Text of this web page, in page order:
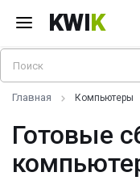
KWIK
Главная Компьютеры
Готовые